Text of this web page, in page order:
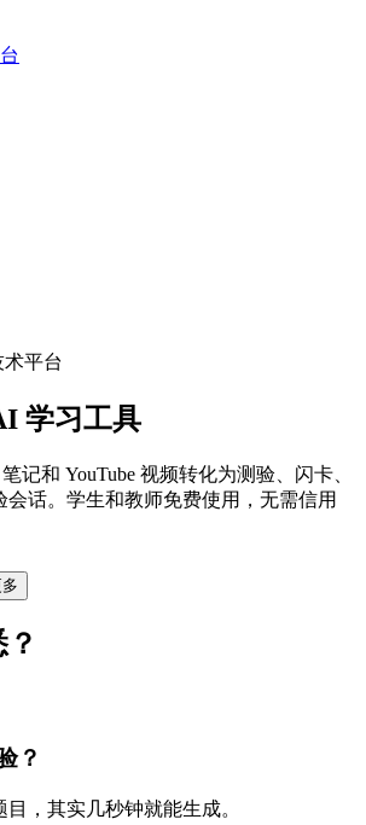
平台
学习工具
记和 YouTube 视频转化为测验、闪卡、
话。学生和教师免费使用，无需信用
？
，其实几秒钟就能生成。